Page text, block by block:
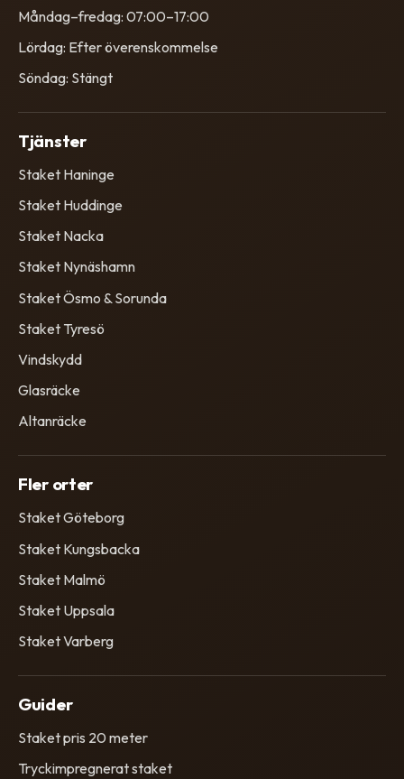
Måndag–fredag: 07:00–17:00
Lördag: Efter överenskommelse
Söndag: Stängt
Tjänster
Staket Haninge
Staket Huddinge
Staket Nacka
Staket Nynäshamn
Staket Ösmo & Sorunda
Staket Tyresö
Vindskydd
Glasräcke
Altanräcke
Fler orter
Staket Göteborg
Staket Kungsbacka
Staket Malmö
Staket Uppsala
Staket Varberg
Guider
Staket pris 20 meter
Tryckimpregnerat staket